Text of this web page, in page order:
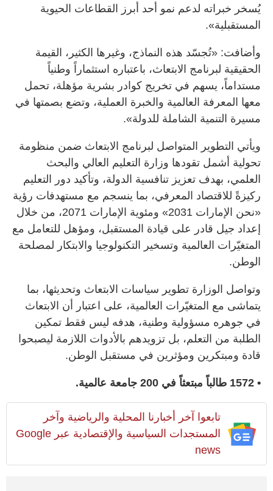
يُسخر خبراته لدعم نمو أحد أبرز القطاعات الحيوية
المستقبلية».
وأضافت: «تُجسّد هذه النماذج، وغيرها الكثير، القيمة
الحقيقية لبرنامج الابتعاث، باعتباره استثماراً وطنياً
مستداماً، يسهم في تخريج كوادر بشرية مؤهلة، تحمل
معها المعرفة العالمية والخبرة العملية، وتضع بصمتها في
مسيرة التنمية الشاملة للدولة».
ويأتي التطوير المتواصل لبرنامج الابتعاث ضمن منظومة
تحولية أشمل تقودها وزارة التعليم العالي والبحث
العلمي، بهدف تعزيز تنافسية الدولة، وتأكيد دور التعليم
ركيزةً للاقتصاد المعرفي، بما ينسجم مع مستهدفات رؤية
«نحن الإمارات 2031» ومئوية الإمارات 2071، من خلال
إعداد جيل قادر على قيادة المستقبل، ومؤهل للتعامل مع
المتغيّرات العالمية وتسخير التكنولوجيا والابتكار لمصلحة
الوطن.
وتواصل الوزارة تطوير سياسات الابتعاث وتحديثها، بما
يتماشى مع المتغيّرات العالمية، على اعتبار أن الابتعاث
في جوهره مسؤولية وطنية، هدفه ليس فقط تمكين
الطلبة من التعلم، بل تزويدهم بالأدوات اللازمة ليصبحوا
قادة ومبتكرين ومؤثرين في مستقبل الوطن.
• 1572 طالباً مبتعثاً في 200 جامعة عالمية.
تابعوا آخر أخبارنا المحلية والرياضية وآخر
المستجدات السياسية والإقتصادية عبر Google
news